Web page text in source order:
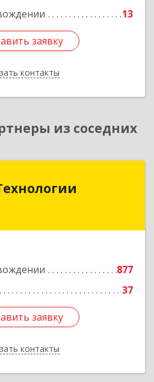
13
заявку
контакты
Подробнее
заявку
Назад
из соседних
877
37
заявку
контакты
Софт Технологии
область - Кузбасс обл,
заявку
Назад